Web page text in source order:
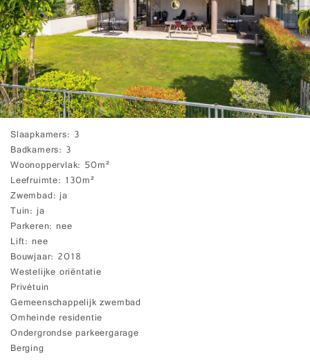
Slaapkamers 3
Badkamers 3
Woonoppervlak 50m²
Leefruimte 130m²
Zwembad ja
Tuin ja
Parkeren nee
Lift nee
Bouwjaar 2018
Westelijke oriëntatie
Privétuin
Gemeenschappelijk zwembad
Omheinde residentie
Ondergrondse parkeergarage
Berging